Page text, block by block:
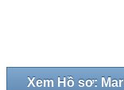
Xem Hồ sơ: